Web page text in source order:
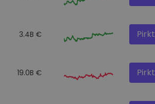
3.4B € Pirkt
19.0B € Pirkt